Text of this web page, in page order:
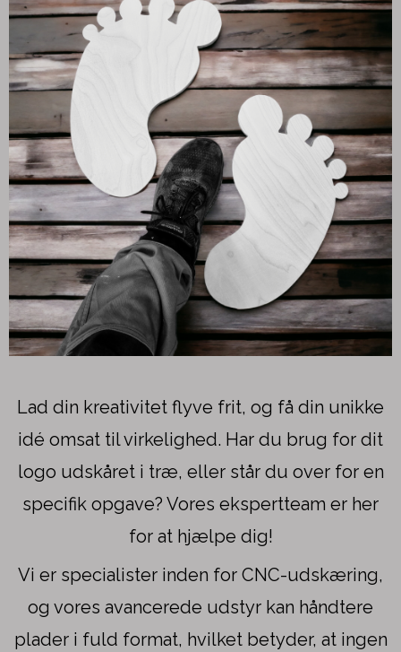
Lad din kreativitet flyve frit, og få din unikke
idé omsat til virkelighed. Har du brug for dit
logo udskåret i træ, eller står du over for en
specifik opgave? Vores ekspertteam er her
for at hjælpe dig!
Vi er specialister inden for CNC-udskæring,
og vores avancerede udstyr kan håndtere
plader i fuld format, hvilket betyder, at ingen